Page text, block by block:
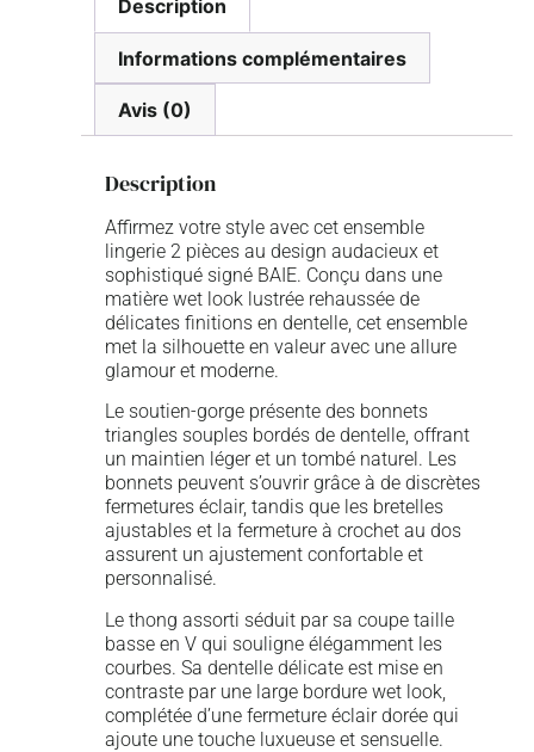
Description
Informations complémentaires
Avis (0)
Description
Affirmez votre style avec cet ensemble
lingerie 2 pièces au design audacieux et
sophistiqué signé BAIE. Conçu dans une
matière wet look lustrée rehaussée de
délicates finitions en dentelle, cet ensemble
met la silhouette en valeur avec une allure
glamour et moderne.
Le soutien-gorge présente des bonnets
triangles souples bordés de dentelle, offrant
un maintien léger et un tombé naturel. Les
bonnets peuvent s’ouvrir grâce à de discrètes
fermetures éclair, tandis que les bretelles
ajustables et la fermeture à crochet au dos
assurent un ajustement confortable et
personnalisé.
Le thong assorti séduit par sa coupe taille
basse en V qui souligne élégamment les
courbes. Sa dentelle délicate est mise en
contraste par une large bordure wet look,
complétée d’une fermeture éclair dorée qui
ajoute une touche luxueuse et sensuelle.